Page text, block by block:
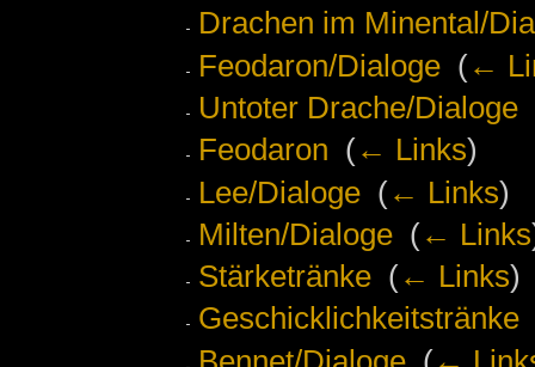
Drachen im Minental/
Feodaron/Dialoge‎ (←
Untoter Drache/Dialoge‎
Feodaron (← Links)
Lee/Dialoge‎ (← Links)
Milten/Dialoge‎ (← Links
Stärketränke‎ (← Links)
Geschicklichkeitstränke‎